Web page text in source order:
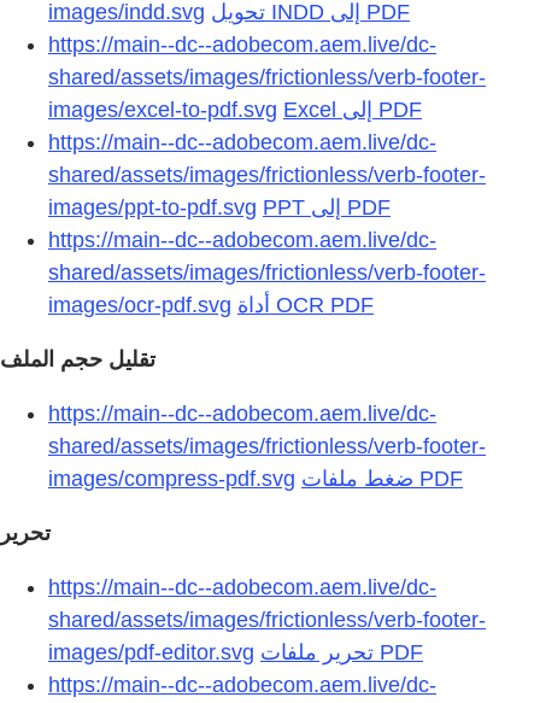
images/indd.svg
تحويل INDD إلى PDF
https://main--dc--adobecom.aem.live/dc-
shared/assets/images/frictionless/verb-footer-
images/excel-to-pdf.svg
https://main--dc--adobecom.aem.live/dc-
shared/assets/images/frictionless/verb-footer-
images/ppt-to-pdf.svg
https://main--dc--adobecom.aem.live/dc-
shared/assets/images/frictionless/verb-footer-
images/ocr-pdf.svg
تقليل حجم الملف
https://main--dc--adobecom.aem.live/dc-
shared/assets/images/frictionless/verb-footer-
images/compress-pdf.svg
تحرير
https://main--dc--adobecom.aem.live/dc-
shared/assets/images/frictionless/verb-footer-
images/pdf-editor.svg
https://main--dc--adobecom.aem.live/dc-